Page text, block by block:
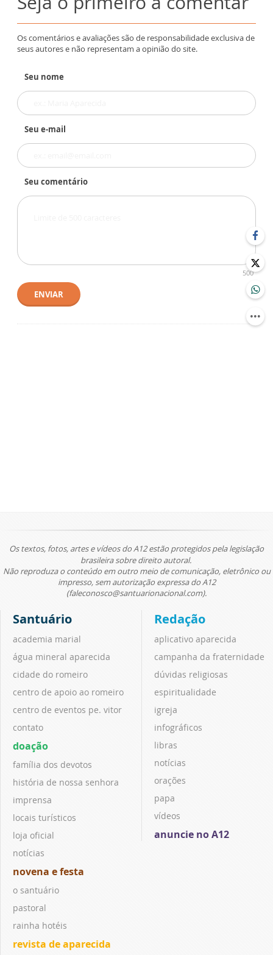
Os comentários e avaliações são de responsabilidade exclusiva de
seus autores e não representam a opinião do site.
Seu nome
Seu e-mail
Seu comentário
500
ENVIAR
Os textos, fotos, artes e vídeos do A12 estão protegidos pela legislação
brasileira sobre direito autoral.
Não reproduza o conteúdo em outro meio de comunicação, eletrônico ou
impresso, sem autorização expressa do A12
(faleconosco@santuarionacional.com).
Santuário
academia marial
água mineral aparecida
cidade do romeiro
centro de apoio ao romeiro
centro de eventos pe. vitor
contato
doação
família dos devotos
história de nossa senhora
imprensa
locais turísticos
loja oficial
notícias
novena e festa
o santuário
pastoral
rainha hotéis
revista de aparecida
Redação
aplicativo aparecida
campanha da fraternidade
dúvidas religiosas
espiritualidade
igreja
infográficos
libras
notícias
orações
papa
vídeos
anuncie no A12